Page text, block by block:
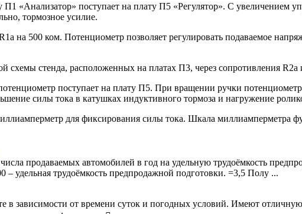
«Анализатор» поступает на плату П5 «Регулятор». С увеличением
тормозное усилие.
на 500 ком. Потенциометр позволяет регулировать подаваемое
схемы стенда, расположенных на платах П3, через сопротивления R2a
поступает на плату П5. При вращении ручки
силы тока в катушках индуктивного тормоза и нагружение
для фиксирования силы тока. Шкала миллиамперметра
продаваемых автомобилей в год на удельную трудоёмкость
удельная трудоёмкость предпродажной подготовки. =3,5 Полу ...
зависимости от времени суток и погодных условий. Имеют